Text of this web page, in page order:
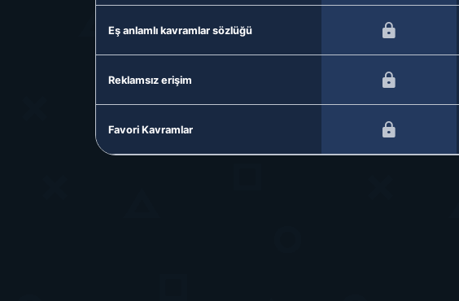
Eş anlamlı kavramlar sözlüğü
Reklamsız erişim
Favori Kavramlar